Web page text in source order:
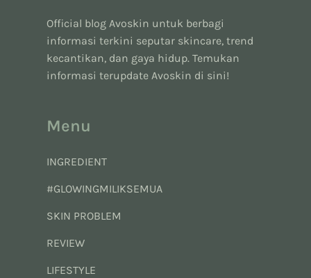
Official blog Avoskin untuk berbagi
informasi terkini seputar skincare, trend
kecantikan, dan gaya hidup. Temukan
informasi terupdate Avoskin di sini!
Menu
INGREDIENT
#GLOWINGMILIKSEMUA
SKIN PROBLEM
REVIEW
LIFESTYLE